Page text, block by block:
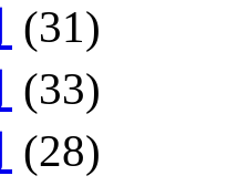
(31)
(33)
(28)